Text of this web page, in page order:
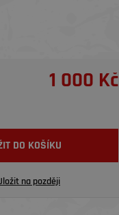
1 000 Kč
DO KOŠÍKU
na později